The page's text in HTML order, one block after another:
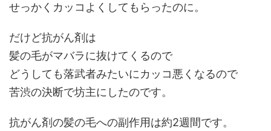
せっかくカッコよくしてもらったのに。
だけど抗がん剤は
髪の毛がマバラに抜けてくるので
どうしても落武者みたいにカッコ悪くなるので
苦渋の決断で坊主にしたのです。
抗がん剤の髪の毛への副作用は約2週間です。